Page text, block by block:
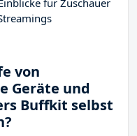
für Zuschauer
von
Geräte und
Buffkit selbst